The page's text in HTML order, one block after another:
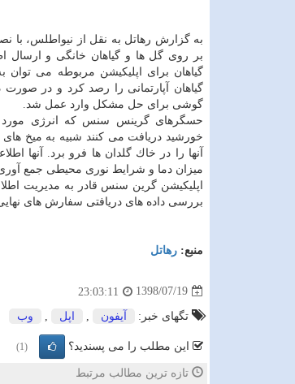
به گزارش رهاتل به نقل از نیواطلس،
بر روی گل ها و گیاهان خانگی و ارسال
گیاهان برای اپلیكیشن مربوطه می توان
گیاهان آپارتمانی را رصد كرد و در صورت
گوشی برای حل مشكل وارد عمل شد.
حسگرهای گرینس سنس كه انرژی مورد
خورشید دریافت می كنند شبیه به میخ
آنها را در خاك گلدان ها فرو برد. آنها
میزان دما و شرایط نوری محیطی جمع آوری
اپلیكیشن گرین سنس قادر به مدیریت
بررسی داده های دریافتی سفارش های
منبع: رهاتل
1398/07/19
23:03:11
تگهای خبر: آیفون اپل وب
این مطلب را می پسندید؟ (1)
تازه ترین مطالب مرتبط